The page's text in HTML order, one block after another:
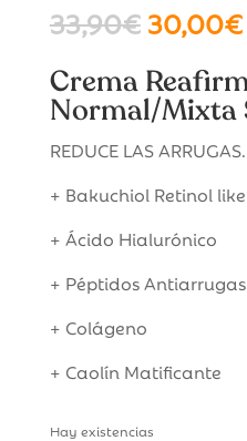
33,90€ El
precio
original
era:
33,90€.
30,00€El
Crema
Normal/Mixta
REDUCE LAS
+ Bakuchiol Retinol like
+ Ácido Hialurónico
+ Péptidos Antiarrugas
+ Colágeno
+ Caolín Matificante
Hay existencias